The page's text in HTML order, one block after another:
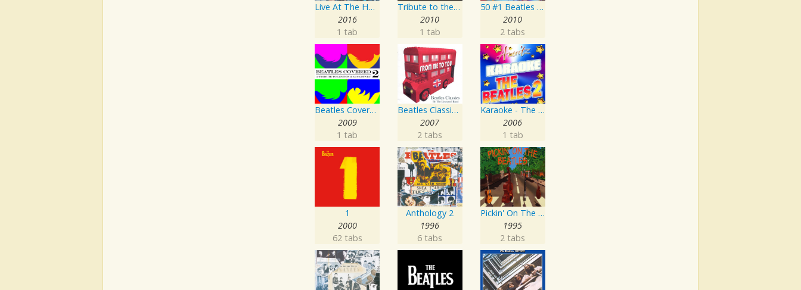
Live At The Hollywood Bowl
2016
1 tab
Tribute to the Beatles
2010
1 tab
50 #1 Beatles Karaoke Songs
2010
2 tabs
Beatles Covered - A Tribute To Lennon & McCartney Vol. 2
2009
1 tab
Beatles Classics - From Me To You
2007
2 tabs
Karaoke - The Beatles 2
2006
1 tab
1
2000
62 tabs
Anthology 2
1996
6 tabs
Pickin' On The Beatles
1995
2 tabs